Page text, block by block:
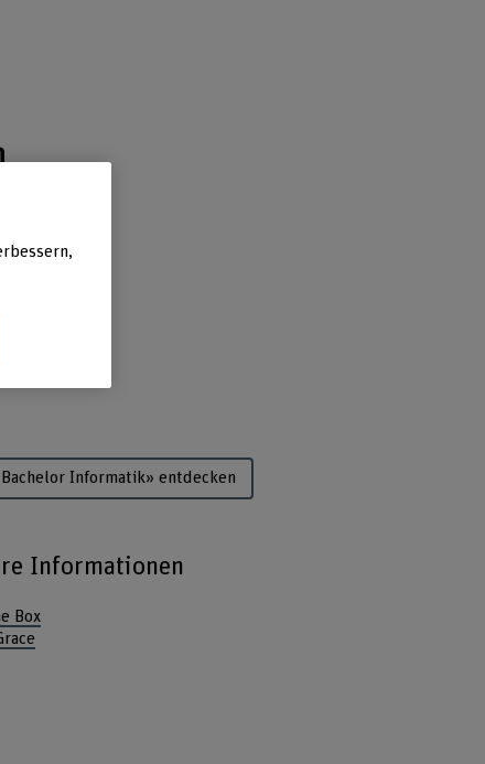
Informatik» entdecken
Informationen
Box